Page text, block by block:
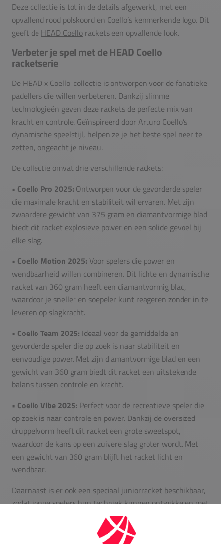
Deze collectie is tot in de details afgewerkt, met een
opvallend rood polskoord en Coello’s kenmerkende logo. Dit
geeft de HEAD Coello rackets een opvallende look.
Verbeter je spel met de HEAD Coello
racketserie
De HEAD x Coello-collectie is ontworpen voor de fanatieke
padellers die willen verbeteren. Dankzij slimme
technologieën geven deze rackets de perfecte mix van
kracht en controle. Geïnspireerd door Arturo Coello’s
dynamische speelstijl, helpen ze je het beste spel neer te
zetten, ongeacht je niveau.
De collectie omvat drie verschillende rackets:
• Coello Pro 2025: Ontworpen voor de gevorderde speler
die maximale kracht en stabiliteit wil ervaren. Met zijn
zwaardere gewicht van 375 gram en diamantvormige blad
biedt dit racket explosieve power en een solide gevoel bij
elke slag.
• Coello Motion 2025: Voor spelers die power en
wendbaarheid willen combineren. Dit lichte en dynamische
racket van 360 gram heeft een diamantvormig blad,
waardoor je sneller en soepeler kunt reageren zonder in te
leveren op slagkracht.
• Coello Team 2025: Ideaal voor de gemiddelde en
gevorderde speler die op zoek is naar stabiliteit en
eenvoudige power. Met zijn diamantvormige blad en een
gewicht van 360 gram biedt dit racket een uitstekende
balans tussen controle en kracht.
• Coello Vibe 2025: Perfect voor de recreatieve speler die
op zoek is naar controle en power. Dankzij de oversized
druppelvorm heeft dit racket een grote sweetspot,
waardoor de kans op een zuivere slag groter wordt. Met
een gewicht van 360 gram blijft het racket licht en
wendbaar.
Daarnaast is er ook een speciaal juniorracket beschikbaar,
zodat jonge spelers hun techniek kunnen ontwikkelen met
dezelfde kwaliteit en stijl als Arturo Coello. Ideaal voor de